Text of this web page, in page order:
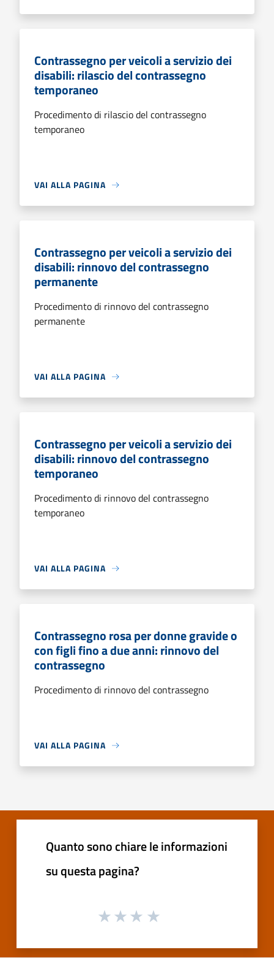
Contrassegno per veicoli a servizio dei
disabili: rilascio del contrassegno
temporaneo
Procedimento di rilascio del contrassegno
temporaneo
VAI ALLA PAGINA
Contrassegno per veicoli a servizio dei
disabili: rinnovo del contrassegno
permanente
Procedimento di rinnovo del contrassegno
permanente
VAI ALLA PAGINA
Contrassegno per veicoli a servizio dei
disabili: rinnovo del contrassegno
temporaneo
Procedimento di rinnovo del contrassegno
temporaneo
VAI ALLA PAGINA
Contrassegno rosa per donne gravide o
con figli fino a due anni: rinnovo del
contrassegno
Procedimento di rinnovo del contrassegno
VAI ALLA PAGINA
Quanto sono chiare le informazioni
su questa pagina?